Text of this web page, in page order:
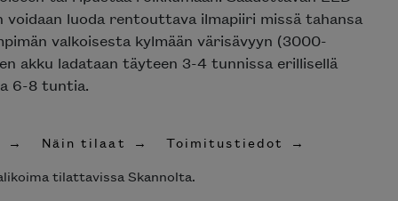
voidaan luoda rentouttava ilmapiiri missä tahansa
valkoisesta kylmään värisävyyn (3000-
akku ladataan täyteen 3-4 tunnissa erillisellä
6-8 tuntia.
Näin tilaat
Toimitustiedot
tilattavissa Skannolta.